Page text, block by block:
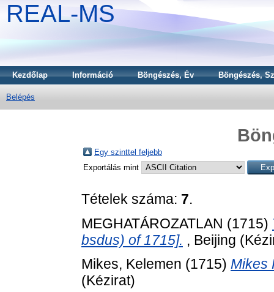
REAL-MS
Kezdőlap Információ Böngészés, Év Böngészés,
Belépés
Egy szinttel feljebb
Exportálás mint
Tételek száma: 7.
MEGHATÁROZATLAN (1715)
bsdus) of 1715]. , Beijing
Mikes, Kelemen (1715) Mikes
(Kézirat)